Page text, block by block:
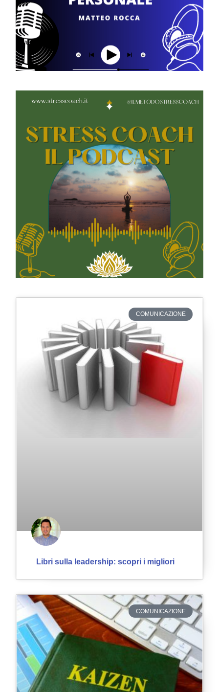
COMUNICAZIONE
Libri sulla leadership: scopri i migliori
COMUNICAZIONE